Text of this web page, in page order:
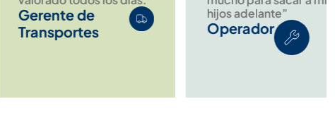
de
hijos adelante”
Operador